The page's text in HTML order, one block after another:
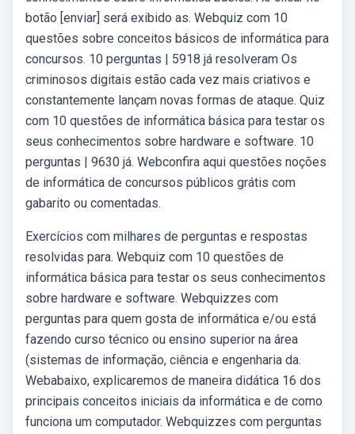
botão [enviar] será exibido as. Webquiz com 10
questões sobre conceitos básicos de informática para
concursos. 10 perguntas | 5918 já resolveram Os
criminosos digitais estão cada vez mais criativos e
constantemente lançam novas formas de ataque. Quiz
com 10 questões de informática básica para testar os
seus conhecimentos sobre hardware e software. 10
perguntas | 9630 já. Webconfira aqui questões noções
de informática de concursos públicos grátis com
gabarito ou comentadas.
Exercícios com milhares de perguntas e respostas
resolvidas para. Webquiz com 10 questões de
informática básica para testar os seus conhecimentos
sobre hardware e software. Webquizzes com
perguntas para quem gosta de informática e/ou está
fazendo curso técnico ou ensino superior na área
(sistemas de informação, ciência e engenharia da.
Webabaixo, explicaremos de maneira didática 16 dos
principais conceitos iniciais da informática e de como
funciona um computador. Webquizzes com perguntas